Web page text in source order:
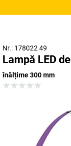
Nr.: 178022 49
Lampă LED
înălțime 300 mm